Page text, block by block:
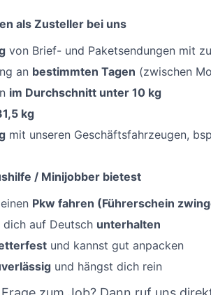
als Zusteller bei uns
von Brief- und Paketsendungen mit
an bestimmten Tagen (zwischen
im Durchschnitt unter 10 kg
kg
mit unseren Geschäftsfahrzeugen,
/ Minijobber bietest
Pkw fahren (Führerschein
dich auf Deutsch unterhalten
und kannst gut anpacken
und hängst dich rein